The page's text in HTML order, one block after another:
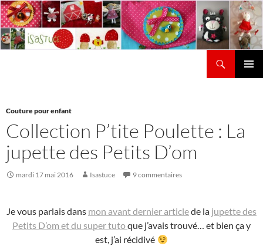
Aller
au
contenu
Couture pour enfant
Collection P’tite Poulette : La
jupette des Petits D’om
mardi 17 mai 2016 Isastuce 9 commentaires
Je vous parlais dans mon avant dernier articlede la jupette des
Petits D’om et du super tutoque j’avais trouvé… et bien ça y
est, j’ai récidivé